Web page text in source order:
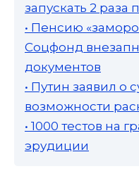
запускать 2 раза
• Пенсию
Соцфонд
документов
• Путин заявил о
возможности
• 1000 тестов на
эрудиции